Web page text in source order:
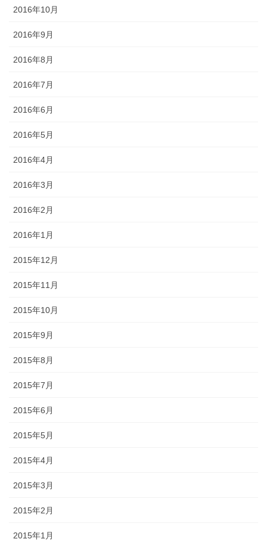
2016年10月
2016年9月
2016年8月
2016年7月
2016年6月
2016年5月
2016年4月
2016年3月
2016年2月
2016年1月
2015年12月
2015年11月
2015年10月
2015年9月
2015年8月
2015年7月
2015年6月
2015年5月
2015年4月
2015年3月
2015年2月
2015年1月